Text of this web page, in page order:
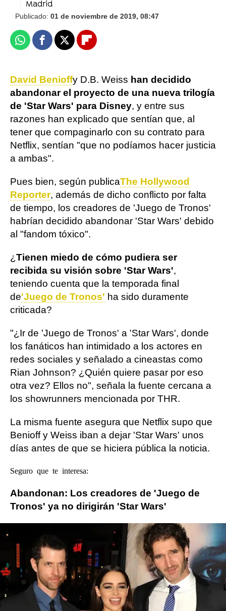
Madrid
Publicado: 01 de noviembre de 2019, 08:47
WhatsappFacebook
X Flipboard
David Benioffy D.B. Weiss han decidido
abandonar el proyecto de una nueva trilogía
de 'Star Wars' para Disney, y entre sus
razones han explicado que sentían que, al
tener que compaginarlo con su contrato para
Netflix, sentían "que no podíamos hacer justicia
a ambas".
Pues bien, según publicaThe Hollywood
Reporter, además de dicho conflicto por falta
de tiempo, los creadores de 'Juego de Tronos'
habrían decidido abandonar 'Star Wars' debido
al "fandom tóxico".
¿ Tienen miedo de cómo pudiera ser
recibida su visión sobre 'Star Wars',
teniendo cuenta que la temporada final
de'Juego de Tronos' ha sido duramente
criticada?
"¿Ir de 'Juego de Tronos' a 'Star Wars', donde
los fanáticos han intimidado a los actores en
redes sociales y señalado a cineastas como
Rian Johnson? ¿Quién quiere pasar por eso
otra vez? Ellos no", señala la fuente cercana a
los showrunners mencionada por THR.
La misma fuente asegura que Netflix supo que
Benioff y Weiss iban a dejar 'Star Wars' unos
días antes de que se hiciera pública la noticia.
Seguro que te interesa:
Abandonan: Los creadores de 'Juego de
Tronos' ya no dirigirán 'Star Wars'
Juego de Tronos Star Wars rodaje